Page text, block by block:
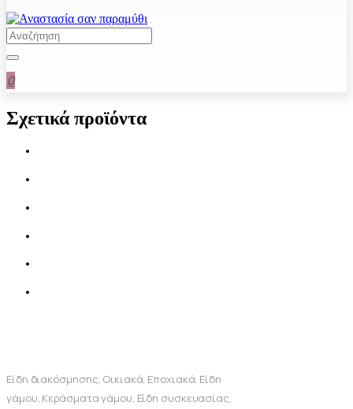
0
Σχετικά προϊόντα
Είδη διακόσμησης, Οικιακά, Εποχιακά, Είδη
γάμου, Κεράσματα γάμου, Είδη συσκευασίας,